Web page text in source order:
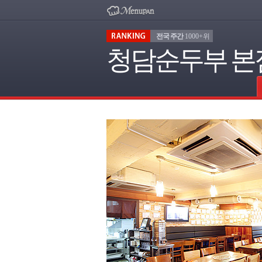
전국 주간1000+위
청담순두부 본